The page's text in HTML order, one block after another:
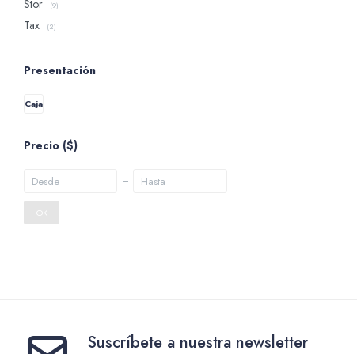
Stor (9)
Tax (2)
Presentación
Caja
Precio ($)
OK
Suscríbete a nuestra newsletter